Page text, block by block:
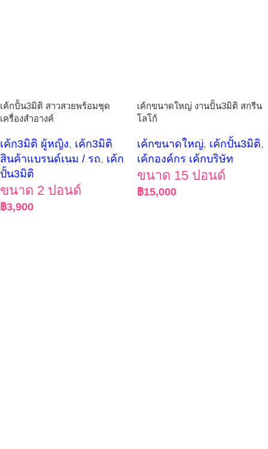
เค้กปั้น3มิติ สาวสวยพร้อมชุด
เครื่องสำอางค์
เค้ก3มิติ ผู้หญิง, เค้ก3มิติ
สินค้าแบรนด์เนม / รถ, เค้ก
ปั้น3มิติ
ขนาด 2 ปอนด์
฿3,900
เค้กขนาดใหญ่ งานปั้น3มิติ สกรีน
โลโก้
เค้กขนาดใหญ่, เค้กปั้น3มิติ,
เค้กองค์กร เค้กบริษัท
ขนาด 15 ปอนด์
฿15,000